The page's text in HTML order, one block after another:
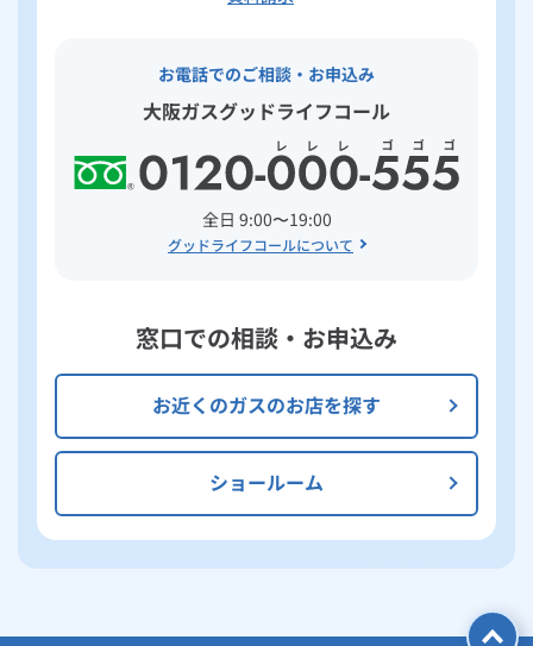
お電話でのご相談・お申込み
大阪ガスグッドライフコール
全日 9:00〜19:00
グッドライフコールについて
窓口での相談・お申込み
お近くのガスのお店を探す
ショールーム